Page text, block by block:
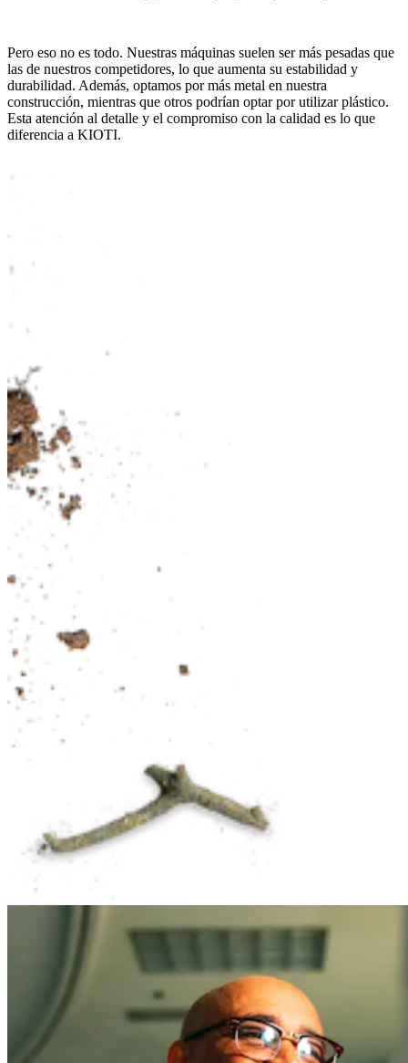
Pero eso no es todo. Nuestras máquinas suelen ser más pesadas que
las de nuestros competidores, lo que aumenta su estabilidad y
durabilidad. Además, optamos por más metal en nuestra
construcción, mientras que otros podrían optar por utilizar plástico.
Esta atención al detalle y el compromiso con la calidad es lo que
diferencia a KIOTI.